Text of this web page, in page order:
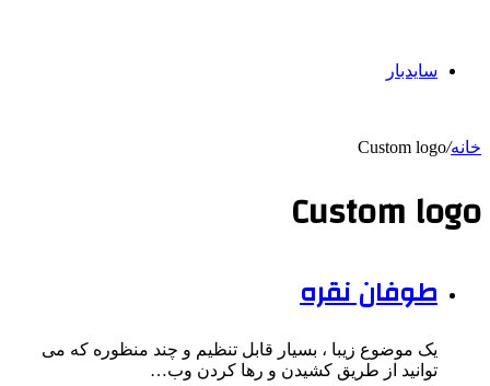
سایدبار
خانه/
Custom logo
Custom logo
طوفان نقره
یک موضوع زیبا ، بسیار قابل تنظیم و چند منظوره که می
توانید از طریق کشیدن و رها کردن وب…